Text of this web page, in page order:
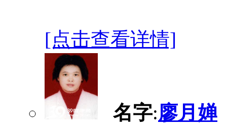
[点击查看详情]
名字:廖月婵